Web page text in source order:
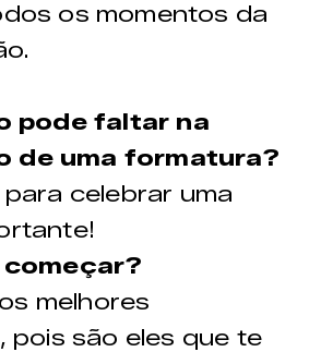
os momentos da
pode faltar na
de uma formatura?
celebrar uma
melhores
pois são eles que te